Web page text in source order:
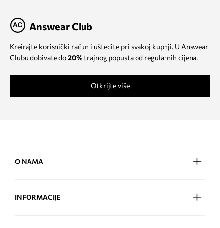
Answear Club
Kreirajte korisnički račun i uštedite pri svakoj kupnji. U Answear
Clubu dobivate do20%trajnog popusta od regularnih cijena.
Otkrijte više
O NAMA
INFORMACIJE